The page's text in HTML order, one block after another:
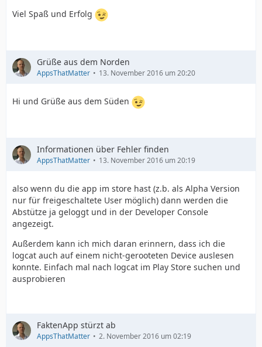
Viel Spaß und Erfolg
Grüße aus dem Norden
AppsThatMatter 13. November 2016 um 20:20
Hi und Grüße aus dem Süden
Informationen über Fehler finden
AppsThatMatter 13. November 2016 um 20:19
also wenn du die app im store hast (z.b. als Alpha Version
nur für freigeschaltete User möglich) dann werden die
Abstütze ja geloggt und in der Developer Console
angezeigt.
Außerdem kann ich mich daran erinnern, dass ich die
logcat auch auf einem nicht-gerooteten Device auslesen
konnte. Einfach mal nach logcat im Play Store suchen und
ausprobieren
FaktenApp stürzt ab
AppsThatMatter 2. November 2016 um 02:19